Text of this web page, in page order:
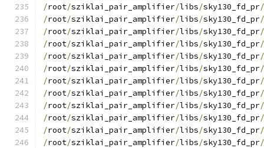
/root/sziklai_pair_amplifier/libs/sky130_fd_pr/
/root/sziklai_pair_amplifier/libs/sky130_fd_pr/
/root/sziklai_pair_amplifier/libs/sky130_fd_pr/
/root/sziklai_pair_amplifier/libs/sky130_fd_pr/
/root/sziklai_pair_amplifier/libs/sky130_fd_pr/
/root/sziklai_pair_amplifier/libs/sky130_fd_pr/
/root/sziklai_pair_amplifier/libs/sky130_fd_pr/
/root/sziklai_pair_amplifier/libs/sky130_fd_pr/
/root/sziklai_pair_amplifier/libs/sky130_fd_pr/
/root/sziklai_pair_amplifier/libs/sky130_fd_pr/
/root/sziklai_pair_amplifier/libs/sky130_fd_pr/
/root/sziklai_pair_amplifier/libs/sky130_fd_pr/